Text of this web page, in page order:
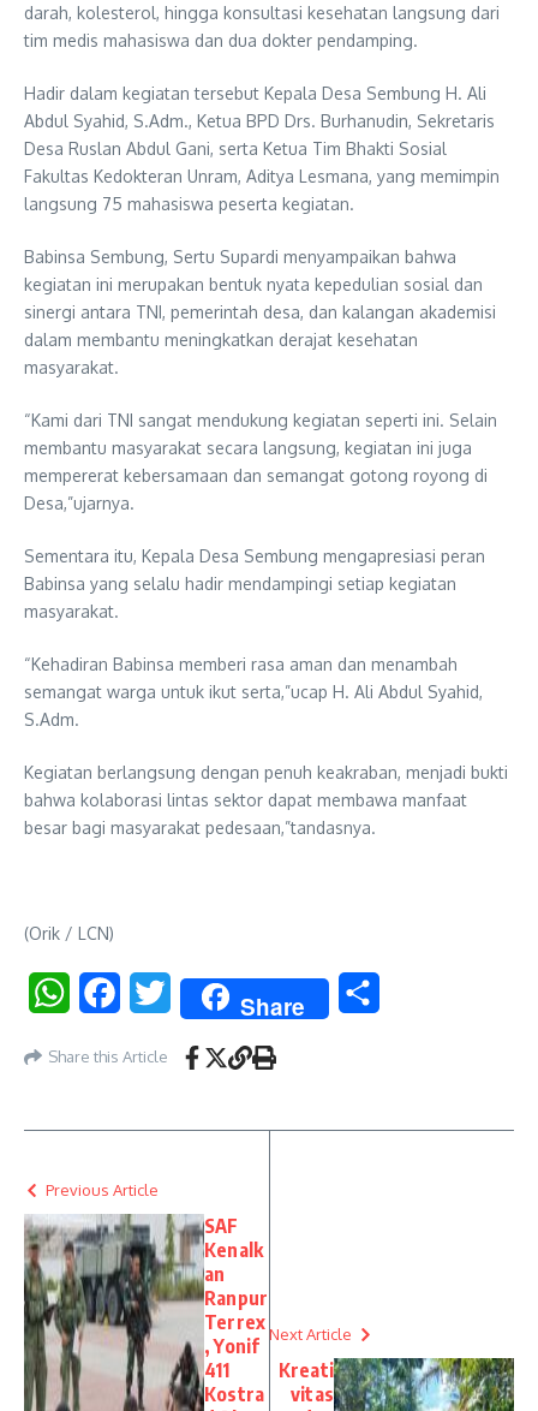
darah, kolesterol, hingga konsultasi kesehatan langsung dari
tim medis mahasiswa dan dua dokter pendamping.
Hadir dalam kegiatan tersebut Kepala Desa Sembung H. Ali
Abdul Syahid, S.Adm., Ketua BPD Drs. Burhanudin, Sekretaris
Desa Ruslan Abdul Gani, serta Ketua Tim Bhakti Sosial
Fakultas Kedokteran Unram, Aditya Lesmana, yang memimpin
langsung 75 mahasiswa peserta kegiatan.
Babinsa Sembung, Sertu Supardi menyampaikan bahwa
kegiatan ini merupakan bentuk nyata kepedulian sosial dan
sinergi antara TNI, pemerintah desa, dan kalangan akademisi
dalam membantu meningkatkan derajat kesehatan
masyarakat.
“Kami dari TNI sangat mendukung kegiatan seperti ini. Selain
membantu masyarakat secara langsung, kegiatan ini juga
mempererat kebersamaan dan semangat gotong royong di
Desa,”ujarnya.
Sementara itu, Kepala Desa Sembung mengapresiasi peran
Babinsa yang selalu hadir mendampingi setiap kegiatan
masyarakat.
“Kehadiran Babinsa memberi rasa aman dan menambah
semangat warga untuk ikut serta,”ucap H. Ali Abdul Syahid,
S.Adm.
Kegiatan berlangsung dengan penuh keakraban, menjadi bukti
bahwa kolaborasi lintas sektor dapat membawa manfaat
besar bagi masyarakat pedesaan,”tandasnya.
(Orik / LCN)
WhatsAppFacebookTwitter Share
Share this Article
Previous Article
SAF
Kenalk
an
Ranpur
Terrex
, Yonif
411
Kostra
Next Article
Kreati
vitas